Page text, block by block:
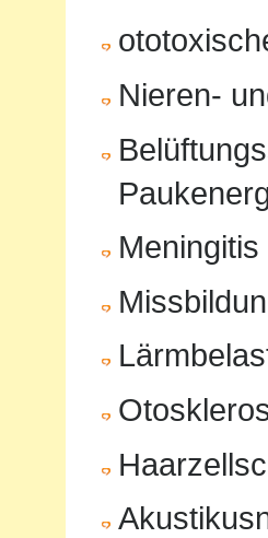
Nieren-
Meningitis